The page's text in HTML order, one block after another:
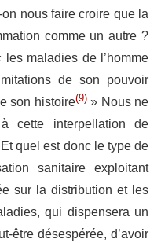
nous faire croire que la
comme un autre ?
maladies de l’homme
de son pouvoir
son histoire(9)» Nous ne
cette interpellation de
quel est donc le type de
sanitaire exploitant
sur la distribution et les
qui dispensera un
être désespérée, d’avoir